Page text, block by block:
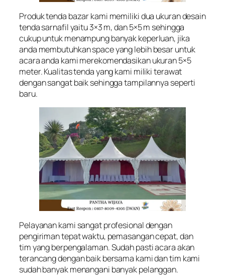
Produk tenda bazar kami memiliki dua ukuran desain
tenda sarnafil yaitu 3×3 m, dan 5×5 m sehingga
cukup untuk menampung banyak keperluan, jika
anda membutuhkan space yang lebih besar untuk
acara anda kami merekomendasikan ukuran 5×5
meter. Kualitas tenda yang kami miliki terawat
dengan sangat baik sehingga tampilannya seperti
baru.
Pelayanan kami sangat profesional dengan
pengiriman tepat waktu, pemasangan cepat, dan
tim yang berpengalaman. Sudah pasti acara akan
terancang dengan baik bersama kami dan tim kami
sudah banyak menangani banyak pelanggan.